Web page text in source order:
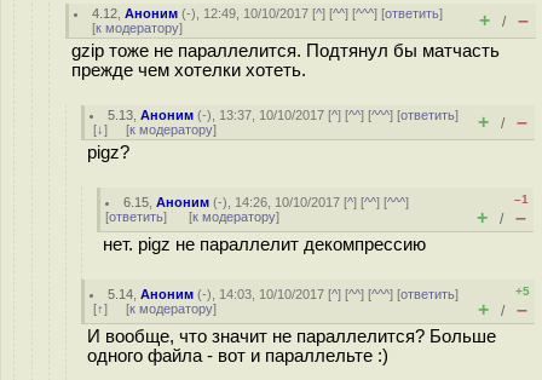
4.12 ,Аноним (-), 12:49, 10/10/2017 [^] [^^] [^^^] [ответить]
[к модератору] + / –
gzip тоже не параллелится. Подтянул бы матчасть
прежде чем хотелки хотеть.
5.13 ,Аноним (-), 13:37, 10/10/2017 [^] [^^] [^^^] [ответить]
[↓] [к модератору] + / –
pigz?
6.15 ,Аноним (-), 14:26, 10/10/2017 [^] [^^] [^^^]
[ответить] [к модератору]
–1
+ / –
нет. pigz не параллелит декомпрессию
5.14 ,Аноним (-), 14:03, 10/10/2017 [^] [^^] [^^^] [ответить]
[↑] [к модератору]
+5
+ / –
И вообще, что значит не параллелится? Больше
одного файла - вот и параллельте :)